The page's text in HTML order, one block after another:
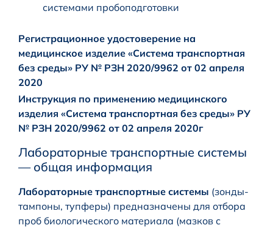
системами пробоподготовки
Регистрационное удостоверение на
медицинское изделие «Система транспортная
без среды» РУ № РЗН 2020/9962 от 02 апреля
2020
Инструкция по применению медицинского
изделия «Система транспортная без среды» РУ
№ РЗН 2020/9962 от 02 апреля 2020г
Лабораторные транспортные системы
— общая информация
Лабораторные транспортные системы (зонды-
тампоны, тупферы) предназначены для отбора
проб биологического материала (мазков с